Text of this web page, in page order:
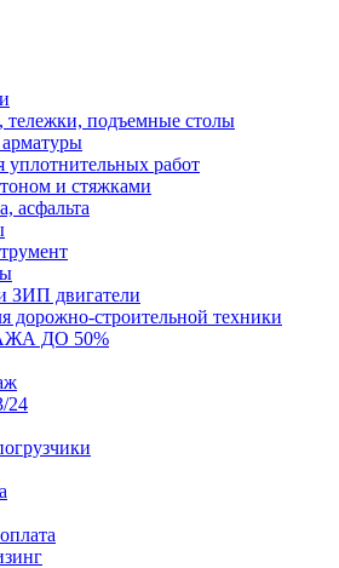
подъемные столы
уплотнительных работ
и стяжками
асфальта
ЗИП двигатели
дорожно-строительной техники
ДО 50%
24